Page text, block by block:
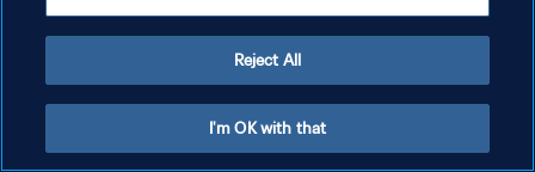
Reject All
I'm OK with that